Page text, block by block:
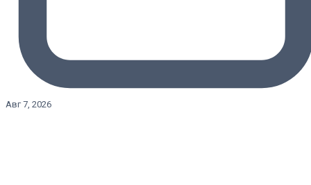
Авг 7, 2026